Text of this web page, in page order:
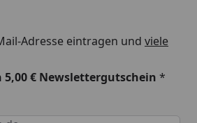
Adresse eintragen und viele
€ Newslettergutschein *